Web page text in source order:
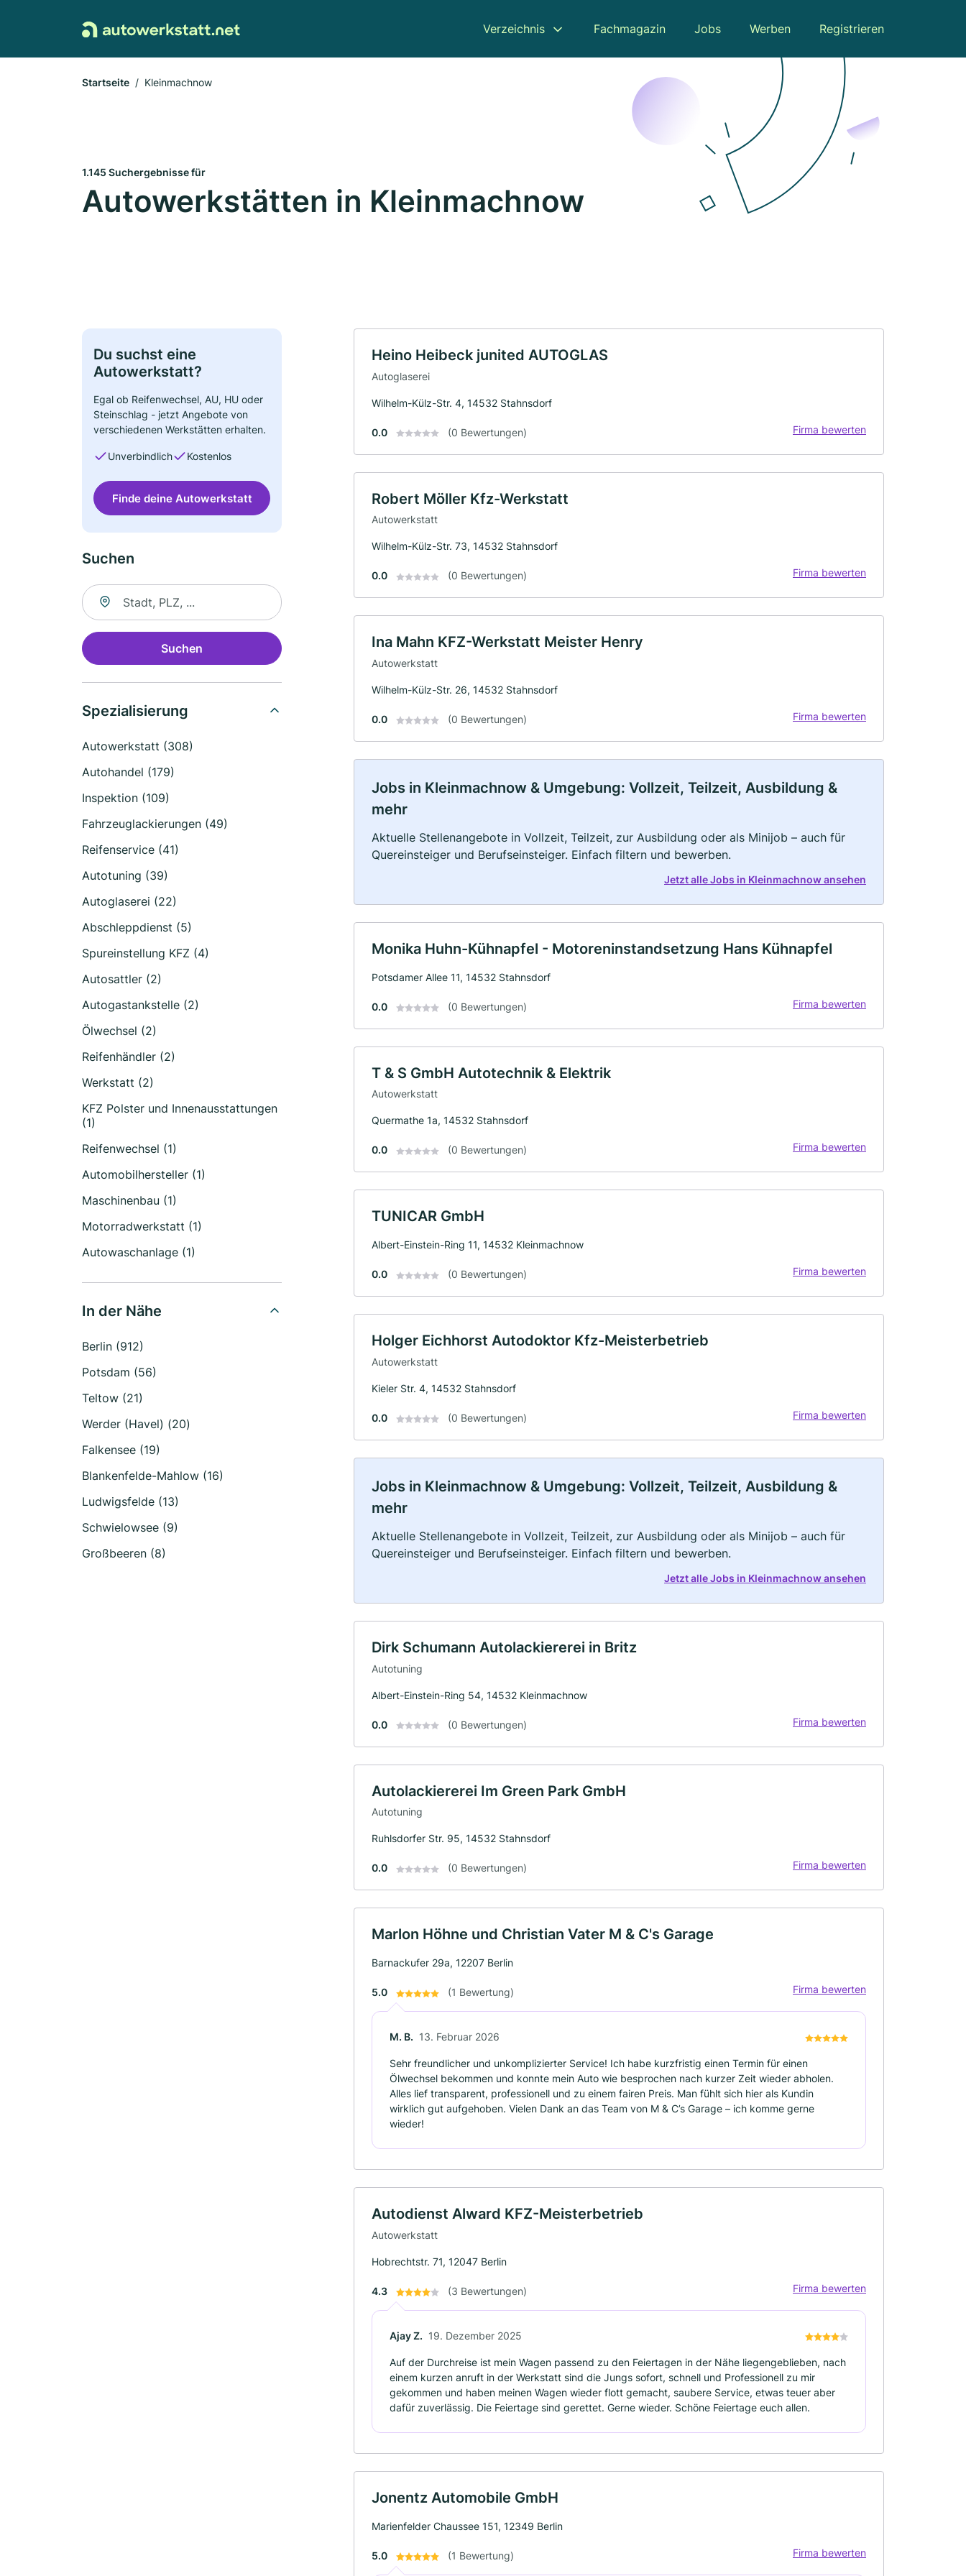
Verzeichnis Fachmagazin Jobs Werben Registrieren
Startseite Kleinmachnow
1.145 Suchergebnisse für
Autowerkstätten in Kleinmachnow
Du suchst eine
Autowerkstatt?
Egal ob Reifenwechsel, AU, HU oder
Steinschlag - jetzt Angebote von
verschiedenen Werkstätten erhalten.
Unverbindlich Kostenlos
Finde deine Autowerkstatt
Suchen
Suche nach Ort
Suchen
Spezialisierung
Autowerkstatt (308)
Autohandel (179)
Inspektion (109)
Fahrzeuglackierungen (49)
Reifenservice (41)
Autotuning (39)
Autoglaserei (22)
Abschleppdienst (5)
Spureinstellung KFZ (4)
Autosattler (2)
Autogastankstelle (2)
Ölwechsel (2)
Reifenhändler (2)
Werkstatt (2)
KFZ Polster und Innenausstattungen
(1)
Reifenwechsel (1)
Automobilhersteller (1)
Maschinenbau (1)
Motorradwerkstatt (1)
Autowaschanlage (1)
In der Nähe
Berlin (912)
Potsdam (56)
Teltow (21)
Werder (Havel) (20)
Falkensee (19)
Blankenfelde-Mahlow (16)
Ludwigsfelde (13)
Schwielowsee (9)
Großbeeren (8)
Heino Heibeck junited AUTOGLAS
Autoglaserei
Wilhelm-Külz-Str. 4, 14532 Stahnsdorf
0.0 (0 Bewertungen) Firma bewerten
Robert Möller Kfz-Werkstatt
Autowerkstatt
Wilhelm-Külz-Str. 73, 14532 Stahnsdorf
0.0 (0 Bewertungen) Firma bewerten
Ina Mahn KFZ-Werkstatt Meister Henry
Autowerkstatt
Wilhelm-Külz-Str. 26, 14532 Stahnsdorf
0.0 (0 Bewertungen) Firma bewerten
Jobs in Kleinmachnow & Umgebung: Vollzeit, Teilzeit, Ausbildung &
mehr
Aktuelle Stellenangebote in Vollzeit, Teilzeit, zur Ausbildung oder als Minijob – auch für
Quereinsteiger und Berufseinsteiger. Einfach filtern und bewerben.
Jetzt alle Jobs in Kleinmachnow ansehen
Monika Huhn-Kühnapfel - Motoreninstandsetzung Hans Kühnapfel
Potsdamer Allee 11, 14532 Stahnsdorf
0.0 (0 Bewertungen) Firma bewerten
T & S GmbH Autotechnik & Elektrik
Autowerkstatt
Quermathe 1a, 14532 Stahnsdorf
0.0 (0 Bewertungen) Firma bewerten
TUNICAR GmbH
Albert-Einstein-Ring 11, 14532 Kleinmachnow
0.0 (0 Bewertungen) Firma bewerten
Holger Eichhorst Autodoktor Kfz-Meisterbetrieb
Autowerkstatt
Kieler Str. 4, 14532 Stahnsdorf
0.0 (0 Bewertungen) Firma bewerten
Jobs in Kleinmachnow & Umgebung: Vollzeit, Teilzeit, Ausbildung &
mehr
Aktuelle Stellenangebote in Vollzeit, Teilzeit, zur Ausbildung oder als Minijob – auch für
Quereinsteiger und Berufseinsteiger. Einfach filtern und bewerben.
Jetzt alle Jobs in Kleinmachnow ansehen
Dirk Schumann Autolackiererei in Britz
Autotuning
Albert-Einstein-Ring 54, 14532 Kleinmachnow
0.0 (0 Bewertungen) Firma bewerten
Autolackiererei Im Green Park GmbH
Autotuning
Ruhlsdorfer Str. 95, 14532 Stahnsdorf
0.0 (0 Bewertungen) Firma bewerten
Marlon Höhne und Christian Vater M & C's Garage
Barnackufer 29a, 12207 Berlin
5.0 (1 Bewertung) Firma bewerten
M. B. 13. Februar 2026
Sehr freundlicher und unkomplizierter Service! Ich habe kurzfristig einen Termin für einen
Ölwechsel bekommen und konnte mein Auto wie besprochen nach kurzer Zeit wieder abholen.
Alles lief transparent, professionell und zu einem fairen Preis. Man fühlt sich hier als Kundin
wirklich gut aufgehoben. Vielen Dank an das Team von M & C’s Garage – ich komme gerne
wieder!
Autodienst Alward KFZ-Meisterbetrieb
Autowerkstatt
Hobrechtstr. 71, 12047 Berlin
4.3 (3 Bewertungen) Firma bewerten
Ajay Z. 19. Dezember 2025
Auf der Durchreise ist mein Wagen passend zu den Feiertagen in der Nähe liegengeblieben, nach
einem kurzen anruft in der Werkstatt sind die Jungs sofort, schnell und Professionell zu mir
gekommen und haben meinen Wagen wieder flott gemacht, saubere Service, etwas teuer aber
dafür zuverlässig. Die Feiertage sind gerettet. Gerne wieder. Schöne Feiertage euch allen.
Jonentz Automobile GmbH
Marienfelder Chaussee 151, 12349 Berlin
5.0 (1 Bewertung) Firma bewerten